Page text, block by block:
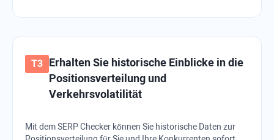
Erhalten Sie historische Einblicke in die
Positionsverteilung und
Verkehrsvolatilität
Mit dem SERP Checker können Sie historische Daten zur